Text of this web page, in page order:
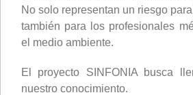
No solo representan un riesgo
también para los profesionales
el medio ambiente.
El proyecto SINFONIA busca
nuestro conocimiento.